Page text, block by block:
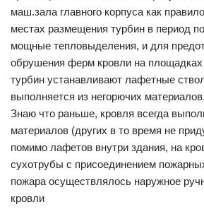
маш.зала главного корпуса как
местах размещения турбин в период
мощные тепловыделения, и для
обрушения ферм кровли на
турбин устанавливают лафетные
выполняется из негорючих материалов.
Знаю что раньше, кровля всегда
материалов (других в то время не
помимо лафетов внутри здания, на
сухотрубы с присоединением
пожара осуществлялось наружное
кровли